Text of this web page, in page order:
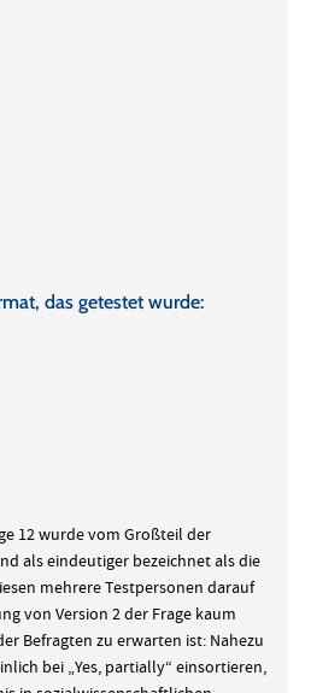
das getestet wurde:
12 wurde vom Großteil der
als eindeutiger bezeichnet als die
mehrere Testpersonen darauf
von Version 2 der Frage kaum
Befragten zu erwarten ist: Nahezu
bei „Yes, partially“ einsortieren,